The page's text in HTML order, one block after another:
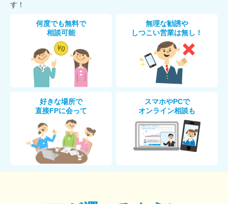
す！
何度でも無料で
相談可能
無理な勧誘や
しつこい営業は無し！
好きな場所で
直接FPに会って
スマホやPCで
オンライン相談も